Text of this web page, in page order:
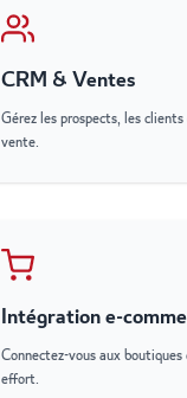
CRM & Ventes
Gérez les prospects, les
vente.
Intégration e-
Connectez-vous aux boutiques
effort.